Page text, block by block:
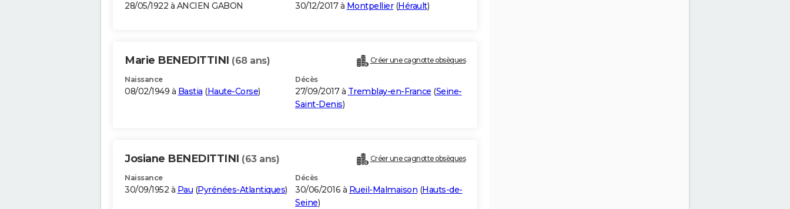
28/05/1922 à ANCIEN GABON 30/12/2017 à Montpellier(Hérault)
Marie BENEDITTINI (68 ans) Créer une cagnotte obsèques
Naissance
08/02/1949 à Bastia (Haute-Corse)
Décès
27/09/2017 à Tremblay-en-France (Seine-
Saint-Denis)
Josiane BENEDITTINI (63 ans) Créer une cagnotte obsèques
Naissance
30/09/1952 à Pau (Pyrénées-Atlantiques)
Décès
30/06/2016 à Rueil-Malmaison (Hauts-de-
Seine)